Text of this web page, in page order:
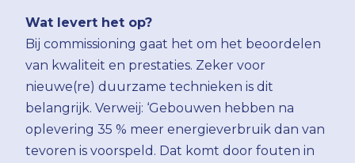
Wat levert het op?
Bij commissioning gaat het om het beoordelen
van kwaliteit en prestaties. Zeker voor
nieuwe(re) duurzame technieken is dit
belangrijk. Verweij: ‘Gebouwen hebben na
oplevering 35 % meer energieverbruik dan van
tevoren is voorspeld. Dat komt door fouten in